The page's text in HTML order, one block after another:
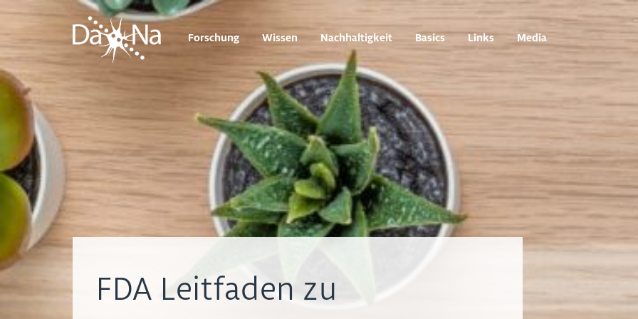
Forschung Wissen Nachhaltigkeit Basics Links Media
FDA Leitfaden zu